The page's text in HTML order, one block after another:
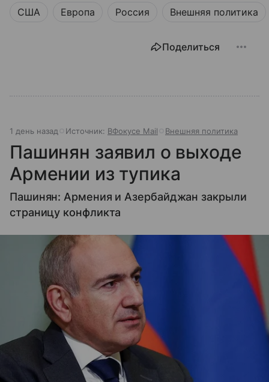
США Европа Россия Внешняя политика
Поделиться
1 день назад Источник: ВФокусе Mail Внешняя политика
Пашинян заявил о выходе
Армении из тупика
Пашинян: Армения и Азербайджан закрыли
страницу конфликта